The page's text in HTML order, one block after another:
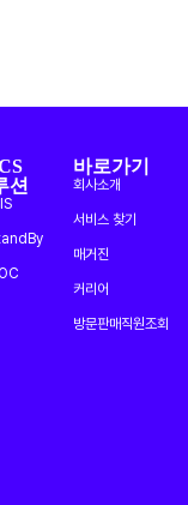
션
바로가기
회사소개
서비스 찾기
매거진
커리어
방문판매직원조회